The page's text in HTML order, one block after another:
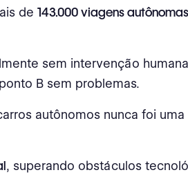
de 143.000 viagens
sem intervenção
B sem problemas.
autônomos nunca foi uma
, superando obstáculos